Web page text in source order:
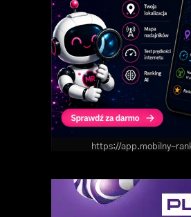
https://app.mobilny-